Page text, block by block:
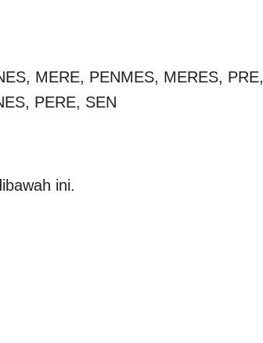
MERE, PENMES, MERES, PRE,
PERE, SEN
ini.